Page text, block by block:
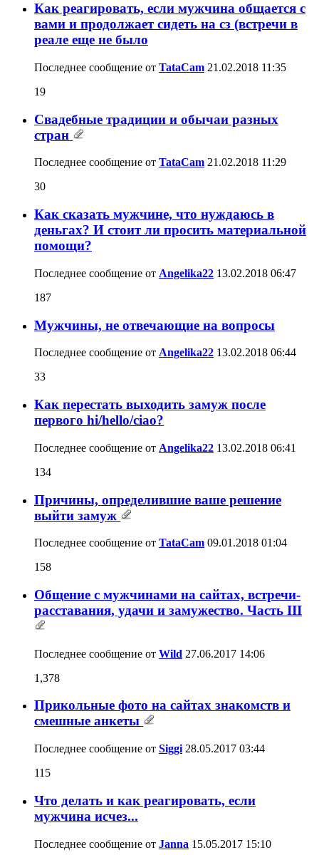
Как реагировать, если мужчина общается с
вами и продолжает сидеть на сз (встречи в
реале еще не было
Последнее сообщение от TataCam 21.02.2018 11:35
19
Свадебные традиции и обычаи разных
стран
Последнее сообщение от TataCam 21.02.2018 11:29
30
Как сказать мужчине, что нуждаюсь в
деньгах? И стоит ли просить материальной
помощи?
Последнее сообщение от Angelika22 13.02.2018 06:47
187
Мужчины, не отвечающие на вопросы
Последнее сообщение от Angelika22 13.02.2018 06:44
33
Как перестать выходить замуж после
первого hi/hello/ciao?
Последнее сообщение от Angelika22 13.02.2018 06:41
134
Причины, определившие ваше решение
выйти замуж
Последнее сообщение от TataCam 09.01.2018 01:04
158
Общение с мужчинами на сайтах, встречи-
расставания, удачи и замужество. Часть III
Последнее сообщение от Wild 27.06.2017 14:06
1,378
Прикольные фото на сайтах знакомств и
смешные анкеты
Последнее сообщение от Siggi 28.05.2017 03:44
115
Что делать и как реагировать, если
мужчина исчез...
Последнее сообщение от Janna 15.05.2017 15:10